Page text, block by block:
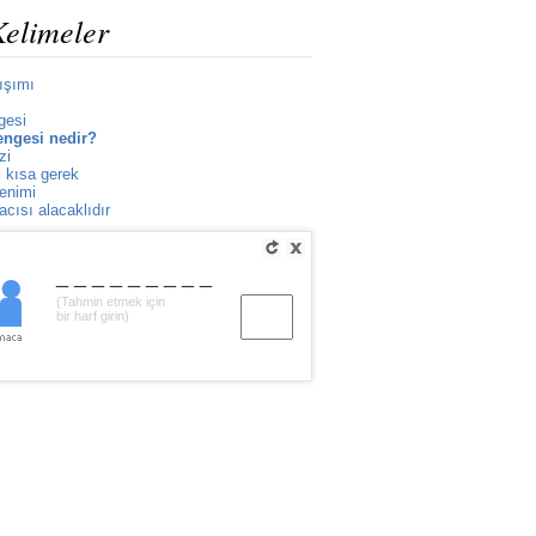
nedir?
kısa gerek
alacaklıdır
(Tahmin etmek için
bir harf girin)